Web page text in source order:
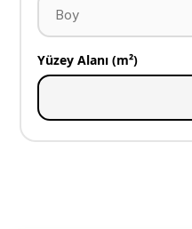
Yüzey Alanı (m²)